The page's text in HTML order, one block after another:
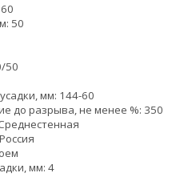
50
50
мм: 144-60
до разрыва, не менее %: 350
мм: 4